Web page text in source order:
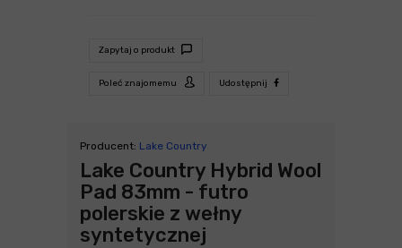
Zapytaj o produkt
Poleć znajomemu Udostępnij
Producent: Lake Country
Lake Country Hybrid Wool
Pad 83mm - futro
polerskie z wełny
syntetycznej